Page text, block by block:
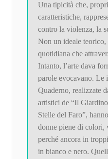
Una tipicità che,
caratteristiche,
contro la violenza, la
Non un ideale teorico,
quotidiana che
Intanto, l’arte dava
parole evocavano. Le
Quaderno, realizzate
artistici de “Il
Stelle del Faro”,
donne piene di colori,
perché ancora in
in bianco e nero.